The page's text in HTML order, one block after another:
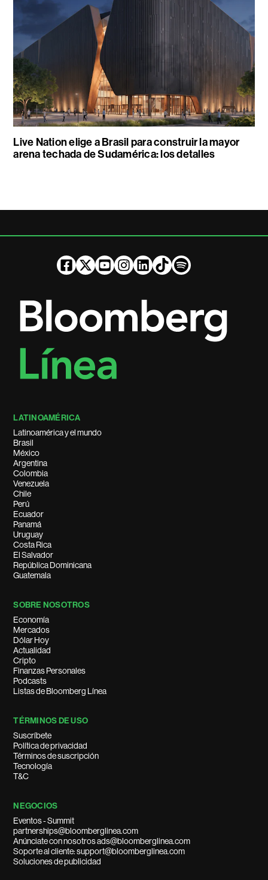
Live Nation elige a Brasil para construir la mayor
arena techada de Sudamérica: los detalles
LATINOAMÉRICA
Latinoamérica y el mundo
Brasil
México
Argentina
Colombia
Venezuela
Chile
Perú
Ecuador
Panamá
Uruguay
Costa Rica
El Salvador
República Dominicana
Guatemala
SOBRE NOSOTROS
Economía
Mercados
Dólar Hoy
Actualidad
Cripto
Finanzas Personales
Podcasts
Listas de Bloomberg Línea
TÉRMINOS DE USO
Suscríbete
Política de privacidad
Términos de suscripción
Tecnología
T&C
NEGOCIOS
Eventos - Summit
partnerships@bloomberglinea.com
Anúnciate con nosotros ads@bloomberglinea.com
Soporte al cliente: support@bloomberglinea.com
Soluciones de publicidad